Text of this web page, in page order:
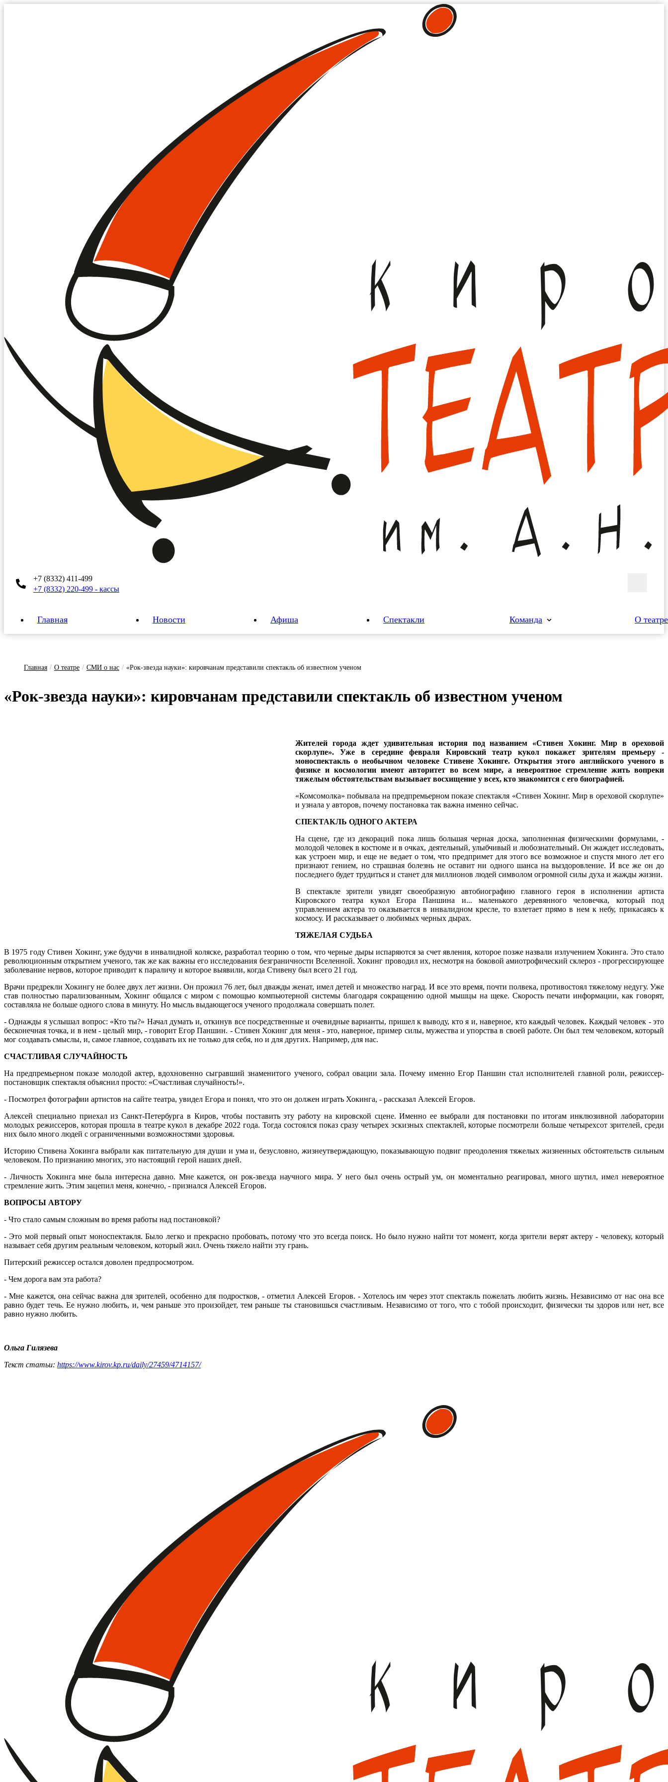
+7 (8332) 411-499
+7 (8332) 220-499 - кассы
Главная Новости Афиша Спектакли Команда О театре
Главная / О театре / СМИ о нас / «Рок-звезда науки»: кировчанам представили спектакль об известном ученом
«Рок-звез­да на­у­ки»: ки­ров­ча­нам пред­ста­ви­ли спек­такль об из­вес­тном у­че­ном
Жителей города ждет удивительная история под названием «Стивен Хокинг. Мир в ореховой
скорлупе». Уже в середине февраля Кировский театр кукол покажет зрителям премьеру -
моноспектакль о необычном человеке Стивене Хокинге. Открытия этого английского ученого в
физике и космологии имеют авторитет во всем мире, а невероятное стремление жить вопреки
тяжелым обстоятельствам вызывает восхищение у всех, кто знакомится с его биографией.
«Комсомолка» побывала на предпремьерном показе спектакля «Стивен Хокинг. Мир в ореховой скорлупе»
и узнала у авторов, почему постановка так важна именно сейчас.
СПЕКТАКЛЬ ОДНОГО АКТЕРА
На сцене, где из декораций пока лишь большая черная доска, заполненная физическими формулами, -
молодой человек в костюме и в очках, деятельный, улыбчивый и любознательный. Он жаждет исследовать,
как устроен мир, и еще не ведает о том, что предпримет для этого все возможное и спустя много лет его
признают гением, но страшная болезнь не оставит ни одного шанса на выздоровление. И все же он до
последнего будет трудиться и станет для миллионов людей символом огромной силы духа и жажды жизни.
В спектакле зрители увидят своеобразную автобиографию главного героя в исполнении артиста
Кировского театра кукол Егора Паншина и... маленького деревянного человечка, который под
управлением актера то оказывается в инвалидном кресле, то взлетает прямо в нем к небу, прикасаясь к
космосу. И рассказывает о любимых черных дырах.
ТЯЖЕЛАЯ СУДЬБА
В 1975 году Стивен Хокинг, уже будучи в инвалидной коляске, разработал теорию о том, что черные дыры испаряются за счет явления, которое позже назвали излучением Хокинга. Это стало
революционным открытием ученого, так же как важны его исследования безграничности Вселенной. Хокинг проводил их, несмотря на боковой амиотрофический склероз - прогрессирующее
заболевание нервов, которое приводит к параличу и которое выявили, когда Стивену был всего 21 год.
Врачи предрекли Хокингу не более двух лет жизни. Он прожил 76 лет, был дважды женат, имел детей и множество наград. И все это время, почти полвека, противостоял тяжелому недугу. Уже
став полностью парализованным, Хокинг общался с миром с помощью компьютерной системы благодаря сокращению одной мышцы на щеке. Скорость печати информации, как говорят,
составляла не больше одного слова в минуту. Но мысль выдающегося ученого продолжала совершать полет.
- Однажды я услышал вопрос: «Кто ты?» Начал думать и, откинув все посредственные и очевидные варианты, пришел к выводу, кто я и, наверное, кто каждый человек. Каждый человек - это
бесконечная точка, и в нем - целый мир, - говорит Егор Паншин. - Стивен Хокинг для меня - это, наверное, пример силы, мужества и упорства в своей работе. Он был тем человеком, который
мог создавать смыслы, и, самое главное, создавать их не только для себя, но и для других. Например, для нас.
СЧАСТЛИВАЯ СЛУЧАЙНОСТЬ
На предпремьерном показе молодой актер, вдохновенно сыгравший знаменитого ученого, собрал овации зала. Почему именно Егор Паншин стал исполнителей главной роли, режиссер-
постановщик спектакля объяснил просто: «Счастливая случайность!».
- Посмотрел фотографии артистов на сайте театра, увидел Егора и понял, что это он должен играть Хокинга, - рассказал Алексей Егоров.
Алексей специально приехал из Санкт-Петербурга в Киров, чтобы поставить эту работу на кировской сцене. Именно ее выбрали для постановки по итогам инклюзивной лаборатории
молодых режиссеров, которая прошла в театре кукол в декабре 2022 года. Тогда состоялся показ сразу четырех эскизных спектаклей, которые посмотрели больше четырехсот зрителей, среди
них было много людей с ограниченными возможностями здоровья.
Историю Стивена Хокинга выбрали как питательную для души и ума и, безусловно, жизнеутверждающую, показывающую подвиг преодоления тяжелых жизненных обстоятельств сильным
человеком. По признанию многих, это настоящий герой наших дней.
- Личность Хокинга мне была интересна давно. Мне кажется, он рок-звезда научного мира. У него был очень острый ум, он моментально реагировал, много шутил, имел невероятное
стремление жить. Этим зацепил меня, конечно, - признался Алексей Егоров.
ВОПРОСЫ АВТОРУ
- Что стало самым сложным во время работы над постановкой?
- Это мой первый опыт моноспектакля. Было легко и прекрасно пробовать, потому что это всегда поиск. Но было нужно найти тот момент, когда зрители верят актеру - человеку, который
называет себя другим реальным человеком, который жил. Очень тяжело найти эту грань.
Питерский режиссер остался доволен предпросмотром.
- Чем дорога вам эта работа?
- Мне кажется, она сейчас важна для зрителей, особенно для подростков, - отметил Алексей Егоров. - Хотелось им через этот спектакль пожелать любить жизнь. Независимо от нас она все
равно будет течь. Ее нужно любить, и, чем раньше это произойдет, тем раньше ты становишься счастливым. Независимо от того, что с тобой происходит, физически ты здоров или нет, все
равно нужно любить.
Ольга Гилязева
Текст статьи: https://www.kirov.kp.ru/daily/27459/4714157/